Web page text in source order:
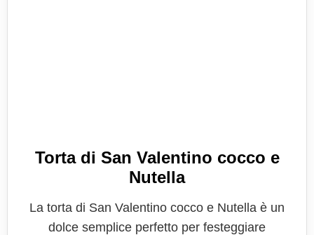
Torta di San Valentino cocco e
Nutella
La torta di San Valentino cocco e Nutella è un
dolce semplice perfetto per festeggiare